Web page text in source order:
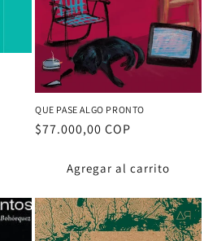
QUE PASE ALGO PRONTO
Proveedor:
Precio
$77.000,00 COP
Agregar al carrito